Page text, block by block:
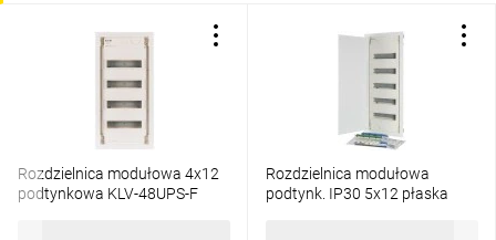
Rozdzielnica modułowa 4x12
podtynkowa KLV-48UPS-F
Rozdzielnica modułowa
podtynk. IP30 5x12 płaska